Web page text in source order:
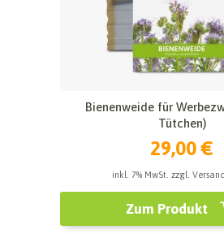
Bienenweide für
Tütchen)
29,00 €
inkl. 7% MwSt. zzgl.
Zum Produkt